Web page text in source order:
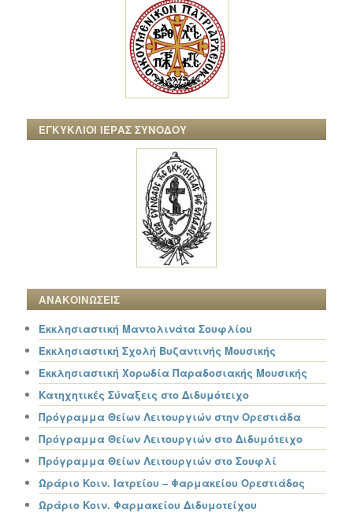
ΕΓΚΥΚΛΙΟΙ ΙΕΡΑΣ ΣΥΝΟΔΟΥ
ΑΝΑΚΟΙΝΩΣΕΙΣ
Εκκλησιαστική Μαντολινάτα Σουφλίου
Εκκλησιαστική Σχολή Βυζαντινής Μουσικής
Εκκλησιαστική Χορωδία Παραδοσιακής Μουσικής
Κατηχητικές Σύναξεις στο Διδυμότειχο
Πρόγραμμα Θείων Λειτουργιών στην Ορεστιάδα
Πρόγραμμα Θείων Λειτουργιών στο Διδυμότειχο
Πρόγραμμα Θείων Λειτουργιών στο Σουφλί
Ωράριο Κοιν. Ιατρείου – Φαρμακείου Ορεστιάδος
Ωράριο Κοιν. Φαρμακείου Διδυμοτείχου